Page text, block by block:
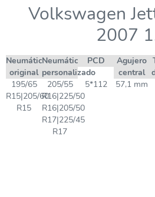
Volkswagen
2007
Neumático
original
Neumático
personalizado
PCD
Agujero
central
195/65
R15|205/60
R15
205/55
R16|225/50
R16|205/50
R17|225/45
R17
5*112 57,1 mm